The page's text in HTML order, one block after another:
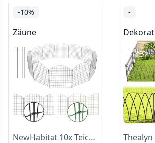
-10%
Zäune
NewHabitat 10x Teichzaun Steckzaun Metall Anthrazit 78cm – Beetzaun Garten
-